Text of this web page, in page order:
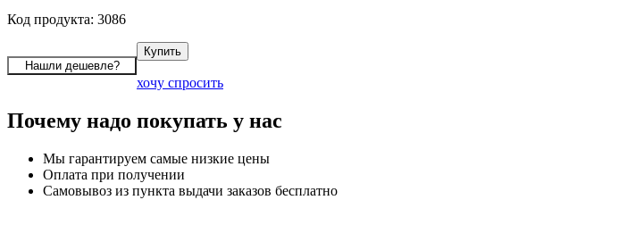
Код продукта: 3086
хочу спросить
Почему надо покупать у нас
Мы гарантируем самые низкие цены
Оплата при получении
Самовывоз из пункта выдачи заказов бесплатно